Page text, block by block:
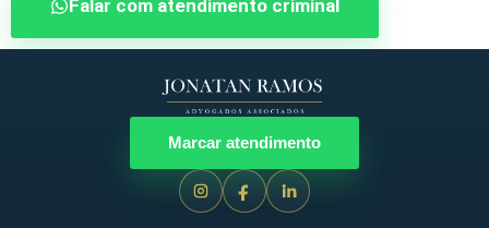
Falar com atendimento criminal
Marcar atendimento